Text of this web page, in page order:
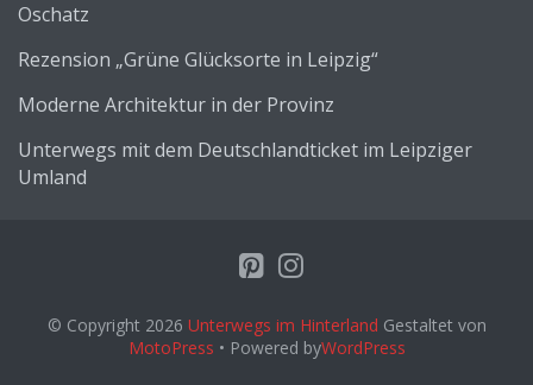
Oschatz
Rezension „Grüne Glücksorte in Leipzig“
Moderne Architektur in der Provinz
Unterwegs mit dem Deutschlandticket im Leipziger
Umland
© Copyright 2026 Unterwegs im Hinterland Gestaltet von
MotoPress • Powered byWordPress